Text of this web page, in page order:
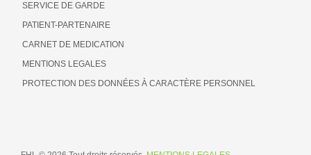
SERVICE DE GARDE
PATIENT-PARTENAIRE
CARNET DE MEDICATION
MENTIONS LEGALES
PROTECTION DES DONNÉES À CARACTÈRE PERSONNEL